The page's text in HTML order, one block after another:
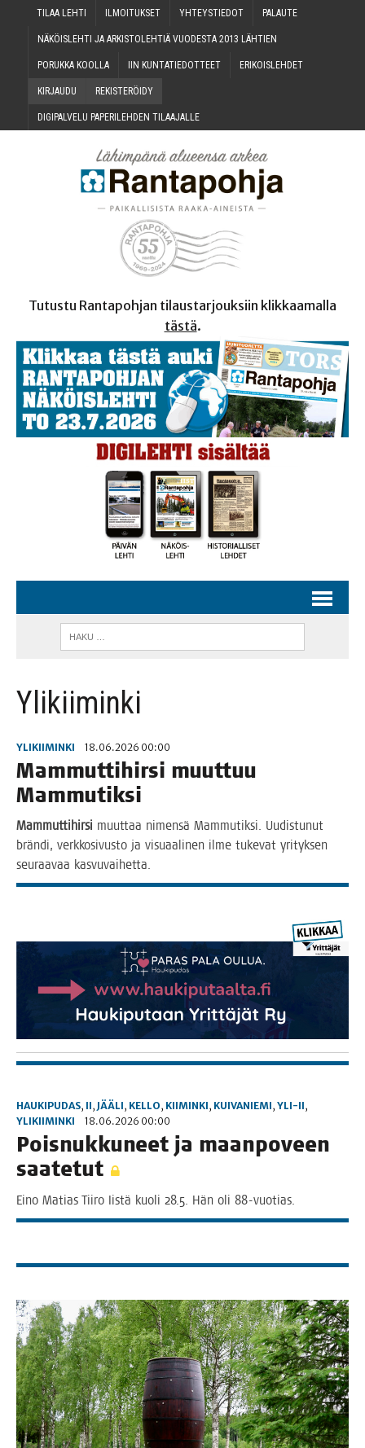
TILAA LEH­TI ILMOI­TUK­SET YHTEYS­TIE­DOT PALAU­TE
NÄKÖIS­LEH­TI JA ARKIS­TO­LEH­TIÄ VUO­DES­TA 2013 LÄHTIEN
PORUK­KA KOOLLA IIN KUN­TA­TIE­DOT­TEET ERI­KOIS­LEH­DET
KIR­JAU­DU REKIS­TE­RÖI­DY
DIGI­PAL­VE­LU PAPE­RI­LEH­DEN TILAAJALLE
Tutustu Rantapohjan tilaustarjouksiin klikkaamalla
tästä.
Ylikiiminki
YLIKIIMINKI 18.06.2026 00:00
Mam­mut­ti­hir­si muut­tuu
Mammutiksi
Mam­mut­ti­hir­si muut­taa nimen­sä Mam­mu­tik­si. Uudis­tu­nut
brän­di, verk­ko­si­vus­to ja visu­aa­li­nen ilme tuke­vat yri­tyk­sen
seu­raa­vaa kasvuvaihetta.
HAUKIPUDAS, II, JÄÄLI, KELLO, KIIMINKI, KUIVANIEMI, YLI-II,
YLIKIIMINKI
18.06.2026 00:00
Pois­nuk­ku­neet ja maan­po­veen
saatetut
Eino Matias Tii­ro Iis­tä kuo­li 28.5. Hän oli 88-vuotias.